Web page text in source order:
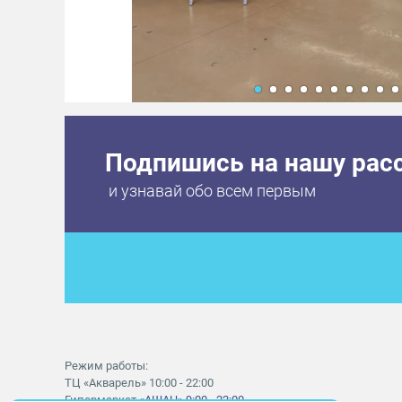
Подпишись на нашу
и узнавай обо всем первым
Режим работы:
ТЦ «Акварель» 10:00 - 22:00